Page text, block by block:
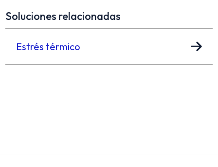
Soluciones relacionadas
Estrés térmico